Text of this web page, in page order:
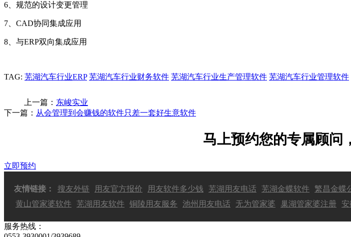
6、规范的设计变更管理
7、CAD协同集成应用
8、与ERP双向集成应用
TAG: 芜湖汽车行业ERP 芜湖汽车行业财务软件 芜湖汽车行业生产管理软件 芜湖汽车行业管理软件
上一篇： 东峻实业
下一篇： 从会管理到会赚钱的软件只差一套好生意软件
马上预约您的专属顾问
立即预约
友情链接： 搜友外链 用友官方报价 用友软件多少钱 芜湖用友电话 芜湖金蝶软件 繁昌金蝶
黄山管家婆软件 芜湖用友软件 铜陵用友服务 池州用友电话 无为管家婆 巢湖管家婆注册 安
服务热线：